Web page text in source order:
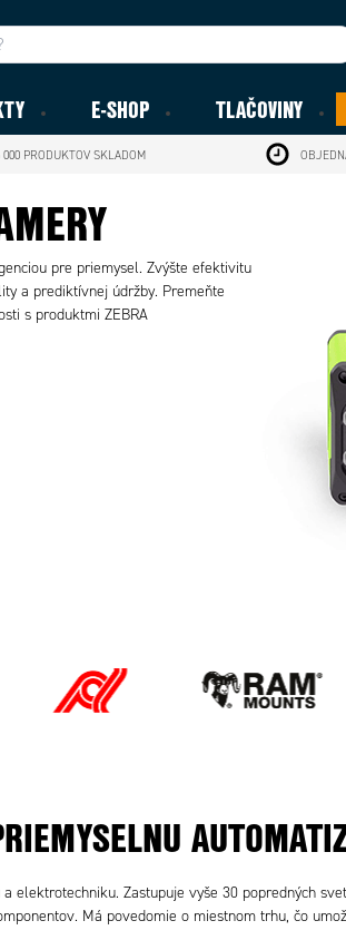
E-SHOP TLAČOVINY
000 PRODUKTOV SKLADOM
pre priemysel. Zvýšte efektivitu
a prediktívnej údržby. Premeňte
s produktmi ZEBRA
Zastupuje vyše 30 popredných
Má povedomie o miestnom trhu, čo